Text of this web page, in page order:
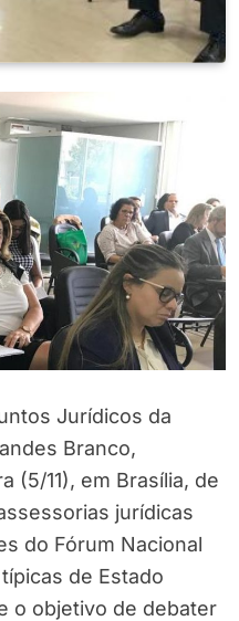
Jurídicos da
Branco,
(5/11), em Brasília, de
jurídicas
do Fórum Nacional
de Estado
o objetivo de debater